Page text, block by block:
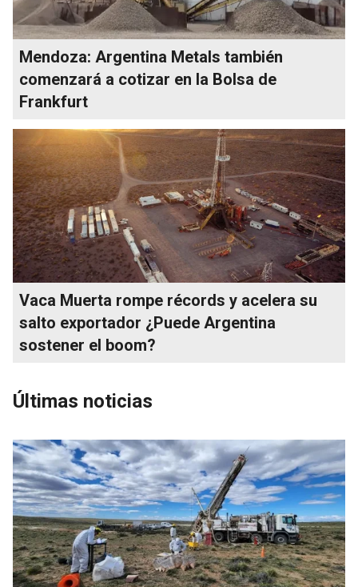
Mendoza: Argentina Metals también
comenzará a cotizar en la Bolsa de
Frankfurt
Vaca Muerta rompe récords y acelera su
salto exportador ¿Puede Argentina
sostener el boom?
Últimas noticias